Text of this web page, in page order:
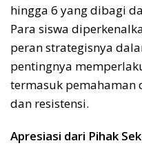
hingga 6 yang dibagi
Para siswa
peran strategisnya
pentingnya
termasuk pemahaman
dan resistensi.
Apresiasi dari Pihak